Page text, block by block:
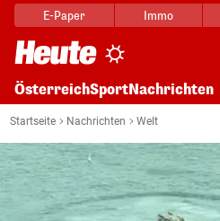
E-Paper Immo
ÖsterreichSportNachrichten
Startseite Nachrichten Welt